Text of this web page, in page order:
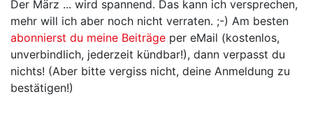
Der März ... wird spannend. Das kann ich versprechen,
mehr will ich aber noch nicht verraten. ;-) Am besten
abonnierst du meine Beiträge per eMail (kostenlos,
unverbindlich, jederzeit kündbar!), dann verpasst du
nichts! (Aber bitte vergiss nicht, deine Anmeldung zu
bestätigen!)